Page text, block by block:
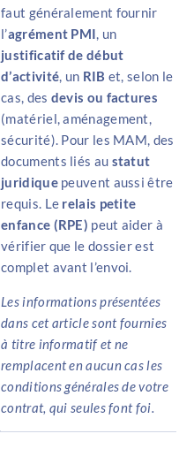
faut généralement fournir
l’agrément PMI, un
justificatif de début
d’activité, un RIB et, selon le
cas, des devis ou factures
(matériel, aménagement,
sécurité). Pour les MAM, des
documents liés au statut
juridiquepeuvent aussi être
requis. Le relais petite
enfance (RPE) peut aider à
vérifier que le dossier est
complet avant l’envoi.
Les informations présentées
dans cet article sont fournies
à titre informatif et ne
remplacent en aucun cas les
conditions générales de votre
contrat, qui seules font foi.